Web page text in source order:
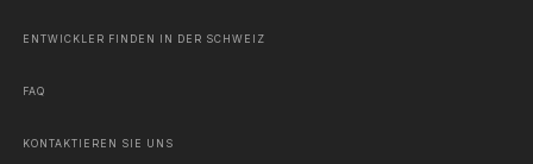
ENTWICKLER FINDEN IN DER SCHWEIZ
FAQ
KONTAKTIEREN SIE UNS